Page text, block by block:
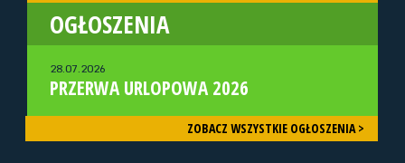
OGŁOSZENIA
28.07.2026
PRZERWA URLOPOWA 2026
ZOBACZ WSZYSTKIE OGŁOSZENIA >